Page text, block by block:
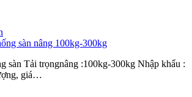
sàn Tải trọngnâng :100kg-300kg Nhập khẩu :
giá…